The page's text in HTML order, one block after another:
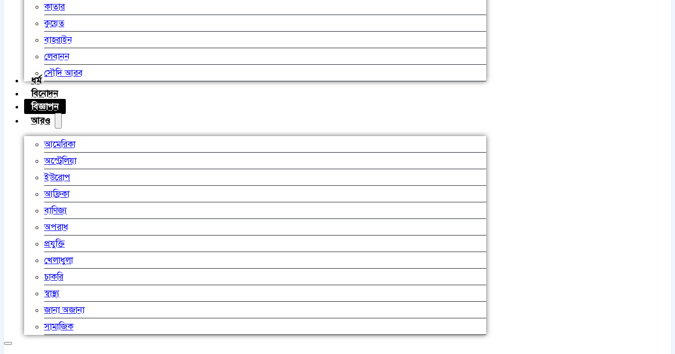
কাতার
কুয়েত
বাহরাইন
লেবানন
সৌদি আরব
ধর্ম
বিনোদন
বিজ্ঞাপন
আরও
আমেরিকা
অস্ট্রেলিয়া
ইউরোপ
আফ্রিকা
বাণিজ্য
অপরাধ
প্রযুক্তি
খেলাধুলা
চাকরি
স্বাস্থ্য
জানা অজানা
সামাজিক